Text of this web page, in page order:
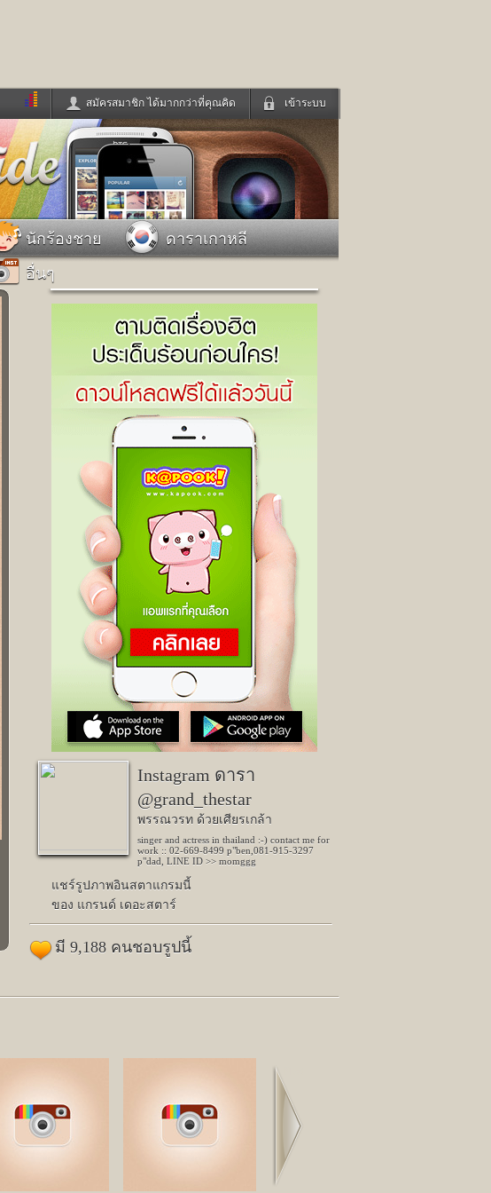
เข้าระบบ
สมัครสมาชิก ได้มากกว่าที่คุณคิด
ข่าวดารา
ดูทีวี
ฟังเพลง
ฟังวิทยุออนไลน์
แชทหมากฮอส
Glitter
แต่งงาน
แม่และเด็ก
สุขภาพ
สัตว์เลี้ยง
บ้านและการตกแต่ง
ท่องเที่ยว
iCare
Facebook
เข้าระบบด้วย User Kapook
Email
Password
เข้าระบบด้วย Facebook
นักร้องชาย
ดาราเกาหลี
อื่นๆ
Instagram ดารา
@grand_thestar
พรรณวรท ด้วยเศียรเกล้า
singer and actress in thailand :-) contact me for
work :: 02-669-8499 p"ben,081-915-3297
p"dad, LINE ID >> momggg
แชร์รูปภาพอินสตาแกรมนี้
ของ แกรนด์ เดอะสตาร์
มี 9,188 คนชอบรูปนี้